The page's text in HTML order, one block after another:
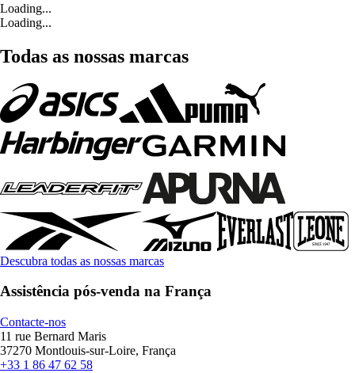
Loading...
Loading...
Todas as nossas marcas
Descubra todas as nossas marcas
Assistência pós-venda na França
Contacte-nos
11 rue Bernard Maris
37270 Montlouis-sur-Loire, França
+33 1 86 47 62 58